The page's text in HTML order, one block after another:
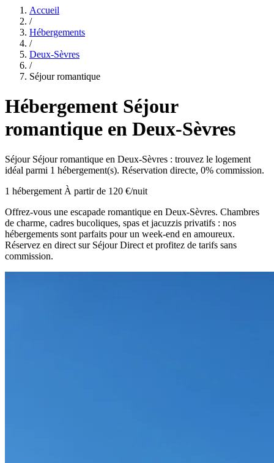
Accueil
/
Hébergements
/
Deux-Sèvres
/
Séjour romantique
Hébergement Séjour
romantique en Deux-Sèvres
Séjour Séjour romantique en Deux-Sèvres : trouvez le logement
idéal parmi 1 hébergement(s). Réservation directe, 0% commission.
1 hébergement À partir de 120 €/nuit
Offrez-vous une escapade romantique en Deux-Sèvres. Chambres
de charme, cadres bucoliques, spas et jacuzzis privatifs : nos
hébergements sont parfaits pour un week-end en amoureux.
Réservez en direct sur Séjour Direct et profitez de tarifs sans
commission.